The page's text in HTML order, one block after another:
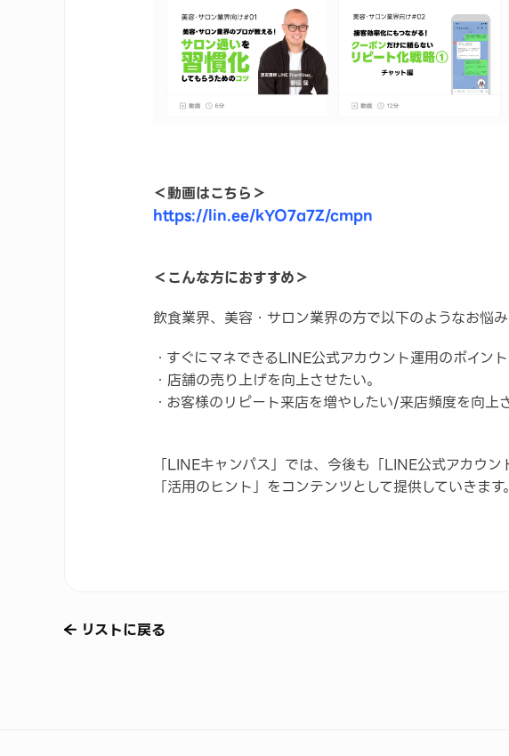
＜動画はこちら＞
https://lin.ee/kYO7a7Z/cmpn
＜こんな方におすすめ＞
飲食業界、美容・サロン業界の方で以下のようなお悩
・すぐにマネできるLINE公式アカウント運用のポイント
・店舗の売り上げを向上させたい。
・お客様のリピート来店を増やしたい/来店頻度を向上
「LINEキャンパス」では、今後も「LINE公式アカウ
「活用のヒント」をコンテンツとして提供していきます
リストに戻る